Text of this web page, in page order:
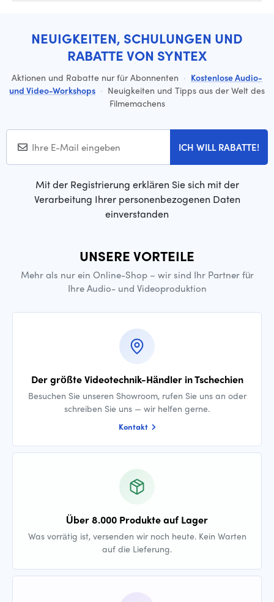
NEUIGKEITEN, SCHULUNGEN UND
RABATTE VON SYNTEX
Aktionen und Rabatte nur für Abonnenten · Kostenlose Audio-
und Video-Workshops · Neuigkeiten und Tipps aus der Welt des
Filmemachens
ICH WILL RABATTE!
Mit der Registrierung erklären Sie sich mit der
Verarbeitung Ihrer personenbezogenen Daten
einverstanden
UNSERE VORTEILE
Mehr als nur ein Online-Shop – wir sind Ihr Partner für
Ihre Audio- und Videoproduktion
Der größte Videotechnik-Händler in Tschechien
Besuchen Sie unseren Showroom, rufen Sie uns an oder
schreiben Sie uns — wir helfen gerne.
Kontakt
Über 8.000 Produkte auf Lager
Was vorrätig ist, versenden wir noch heute. Kein Warten
auf die Lieferung.